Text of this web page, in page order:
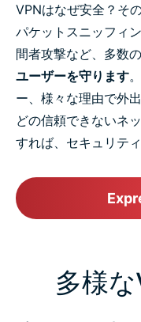
VPNはなぜ安全？そ
パケットスニッフィ
間者攻撃など、多数
ユーザーを守ります
ー、様々な理由で外
どの信頼できないネ
すれば、セキュリテ
多様